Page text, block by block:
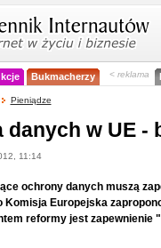
Bukmacherzy < reklama
Pieniądze
danych w UE -
11:14
ochrony danych muszą
Komisja Europejska
reformy jest zapewnienie